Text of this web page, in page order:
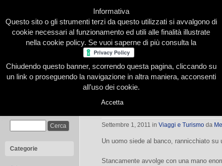
Home Presentazione Redazione Le nostre firme
Categorie
PARIGI – Brasserie Patisserie e
Settembre 1, 2011 in Viaggi e Turismo da
Un uomo siede al banco, rannicchiato su
Stancamente avvolge con una mano
Informativa
Questo sito o gli strumenti terzi da questo utilizzati si avvalgono di
cookie necessari al funzionamento ed utili alle finalità illustrate
nella cookie policy. Se vuoi saperne di più consulta la
Chiudendo questo banner, scorrendo questa pagina, cliccando su
un link o proseguendo la navigazione in altra maniera, acconsenti
all’uso dei cookie.
Accetta